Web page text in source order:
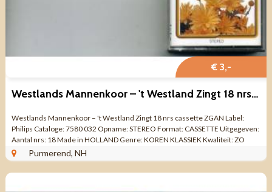
€ 3,-
Westlands Mannenkoor – 't Westland Zingt 18 nrs cassette ZGAN
Westlands Mannenkoor – 't Westland Zingt 18 nrs cassette ZGAN Label:
Philips Cataloge: 7580 032 Opname: STEREO Format: CASSETTE Uitgegeven:
Aantal nrs: 18 Made in HOLLAND Genre: KOREN KLASSIEK Kwaliteit: ZO
GOED ALS ...
Purmerend, NH